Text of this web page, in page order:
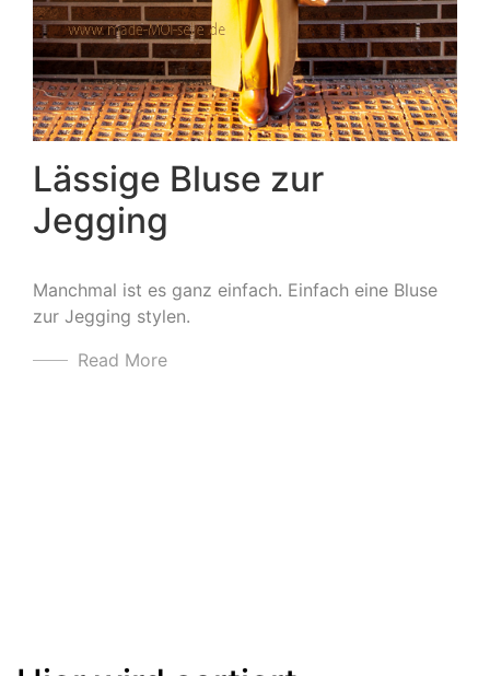
Lässige Bluse zur
Jegging
Manchmal ist es ganz einfach. Einfach eine Bluse
zur Jegging stylen.
Read More